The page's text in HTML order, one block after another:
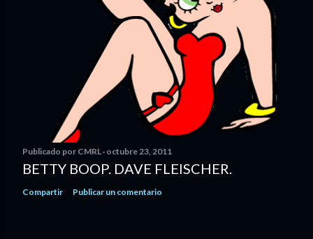
Publicado por CMRL octubre 23, 2011
BETTY BOOP. DAVE FLEISCHER.
Compartir Publicar un comentario